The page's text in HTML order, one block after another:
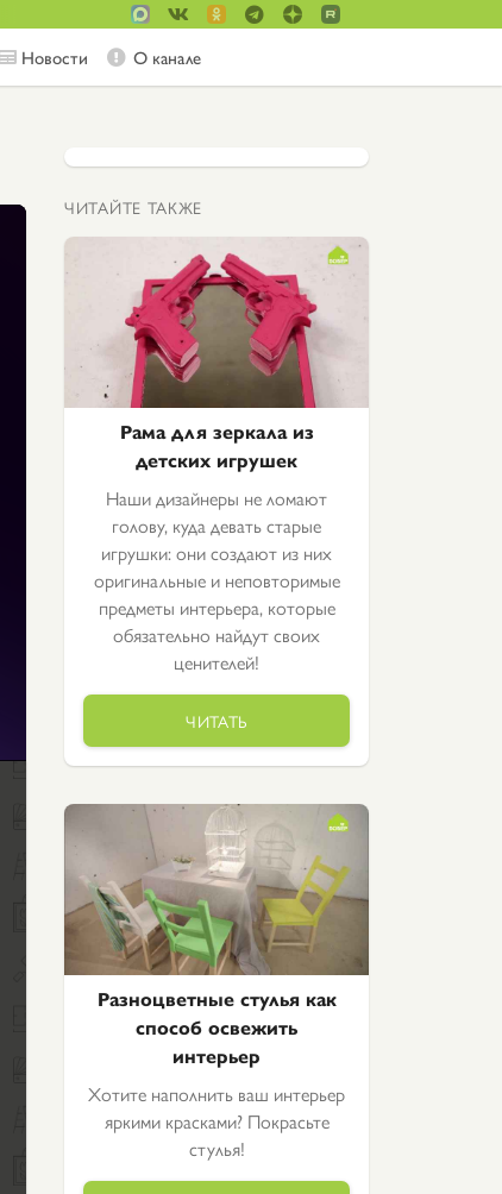
Новости О канале
ЧИТАЙТЕ ТАКЖЕ
Рама для зеркала из
детских игрушек
Наши дизайнеры не ломают
голову, куда девать старые
игрушки: они создают из них
оригинальные и неповторимые
предметы интерьера, которые
обязательно найдут своих
ценителей!
ЧИТАТЬ
Разноцветные стулья как
способ освежить
интерьер
Хотите наполнить ваш интерьер
яркими красками? Покрасьте
стулья!